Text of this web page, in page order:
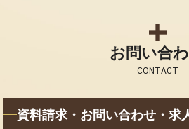
お問い合
CONTACT
資料請求・お問い合わせ・求